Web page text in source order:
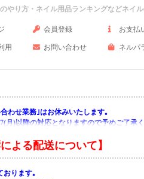
やり方・ネイル用品ランキングなどネイル
会員登録 お支払
用 お問い合わせ ネルパ
わせ業務｣はお休みいたします｡
月)以降の対応となりますので予めご了承
よる配送について】
おります｡